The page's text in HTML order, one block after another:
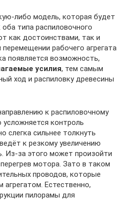
либо модель, которая будет
типа распиловочного
как достоинствами, так и
рабочего агрегата
появляется возможность,
усилия, тем самым
ход и распиловку древесины
к распиловочному
усложняется контроль
слегка сильнее толкнуть
к резкому увеличению
Из-за этого может произойти
мотора. Зато в таком
проводов, которые
Естественно,
пилорамы для